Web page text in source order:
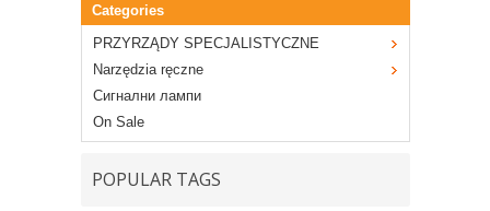
Categories
PRZYRZĄDY SPECJALISTYCZNE
Narzędzia ręczne
Сигнални лампи
On Sale
POPULAR TAGS